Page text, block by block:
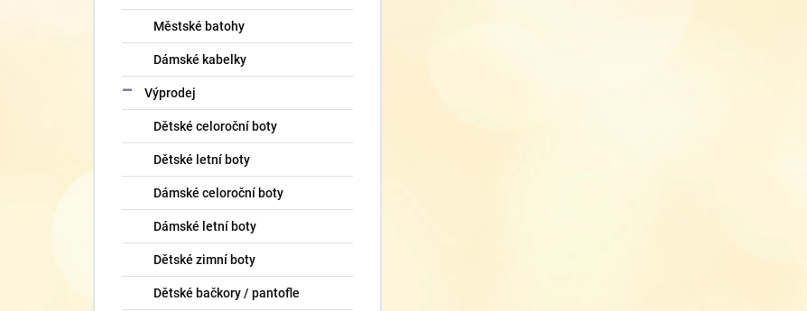
Městské batohy
Dámské kabelky
Výprodej
Dětské celoroční boty
Dětské letní boty
Dámské celoroční boty
Dámské letní boty
Dětské zimní boty
Dětské bačkory / pantofle